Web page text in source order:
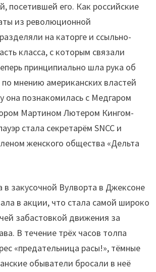
посетившей его. Как российские
из революционной
на каторге и ссыльно-
класса, с которым связали
принципиально шла рука об
по мнению американских властей
она познакомилась с Медгаром
Мартином Лютером Кингом-
стала секретарём SNCC и
женского общества «Дельта
в закусочной Вулворта в Джексоне
в акции, что стала самой широко
забастовкой движения за
В течение трёх часов толпа
«предательница расы!», тёмные
обыватели бросали в неё